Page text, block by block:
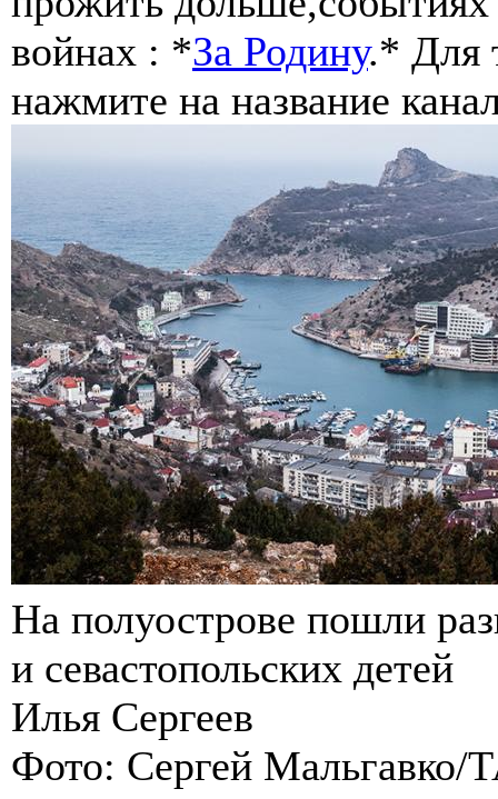
войнах : *За Родину.* Для
нажмите на название
На полуострове пошли
и севастопольских детей
Илья Сергеев
Фото: Сергей Мальгавко/